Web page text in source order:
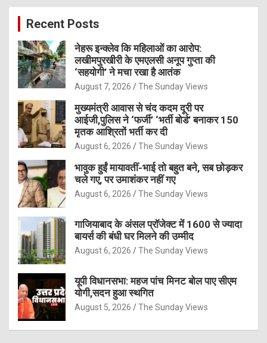
c
Recent Posts
नेहरू इन्क्लेव कि महिलाओं का आरोप:
लखीमपुरखीरी के एमएलसी अनूप गुप्ता की
‘सहयोगी’ ने मचा रखा है आतंक
August 7, 2026 The Sunday Views
मुख्यमंत्री आवास से चंद कदम दूरी पर
आईजी,पुलिस ने ‘फर्जी’ ‘भर्ती बोर्ड’ बनाकर 150
मृतक आश्रितों भर्ती कर दी
August 6, 2026 The Sunday Views
भावुक हुईं मायावतीं-भाई तो बहुत बने, सब छोड़कर
चले गए, पर उमाशंकर नहीं गए
August 6, 2026 The Sunday Views
गाजियाबाद के अंसल प्रॉजेक्ट में 1600 से ज्यादा
बायर्स की बंधी घर मिलने की उम्मीद
August 6, 2026 The Sunday Views
यूपी विधानसभा: महज पांच मिनट बोल पाए सीएम
योगी,सदन हुआ स्थगित
August 5, 2026 The Sunday Views